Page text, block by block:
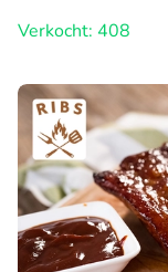
Verkocht: 408